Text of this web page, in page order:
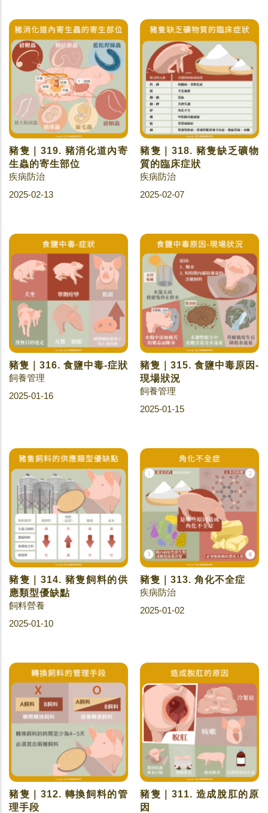
豬隻｜319. 豬消化道內寄
生蟲的寄生部位
疾病防治
2025-02-13
豬隻｜318. 豬隻缺乏礦物
質的臨床症狀
疾病防治
2025-02-07
豬隻｜316. 食鹽中毒-症狀
飼養管理
2025-01-16
豬隻｜315. 食鹽中毒原因-
現場狀況
飼養管理
2025-01-15
豬隻｜314. 豬隻飼料的供
應類型優缺點
飼料營養
2025-01-10
豬隻｜313. 角化不全症
疾病防治
2025-01-02
豬隻｜312. 轉換飼料的管
理手段
豬隻｜311. 造成脫肛的原
因